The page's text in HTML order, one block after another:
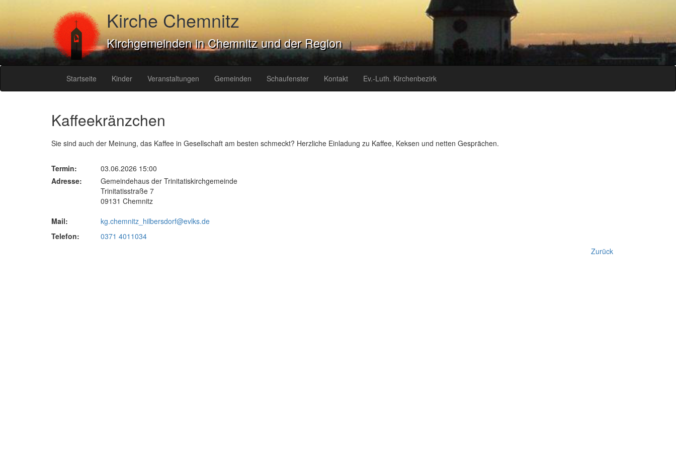
Kirche Chemnitz
Kirchgemeinden in Chemnitz und der Region
Startseite Kinder Veranstaltungen Gemeinden Schaufenster Kontakt Ev.-Luth. Kirchenbezirk
Kaffeekränzchen
Sie sind auch der Meinung, das Kaffee in Gesellschaft am besten schmeckt? Herzliche Einladung zu Kaffee, Keksen und netten Gesprächen.
Termin:
03.06.2026 15:00
Adresse:
Gemeindehaus der Trinitatiskirchgemeinde
Trinitatisstraße 7
09131 Chemnitz
Mail:
kg.chemnitz_hilbersdorf@evlks.de
Telefon:
0371 4011034
Zurück